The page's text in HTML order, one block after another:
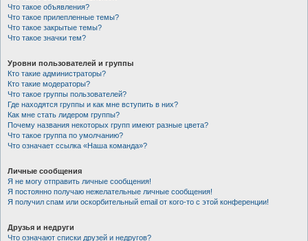
Что такое объявления?
Что такое прилепленные темы?
Что такое закрытые темы?
Что такое значки тем?
Уровни пользователей и группы
Кто такие администраторы?
Кто такие модераторы?
Что такое группы пользователей?
Где находятся группы и как мне вступить в них?
Как мне стать лидером группы?
Почему названия некоторых групп имеют разные цвета?
Что такое группа по умолчанию?
Что означает ссылка «Наша команда»?
Личные сообщения
Я не могу отправить личные сообщения!
Я постоянно получаю нежелательные личные сообщения!
Я получил спам или оскорбительный email от кого-то с этой конференции!
Друзья и недруги
Что означают списки друзей и недругов?